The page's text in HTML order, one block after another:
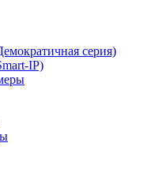
серия)
IP)